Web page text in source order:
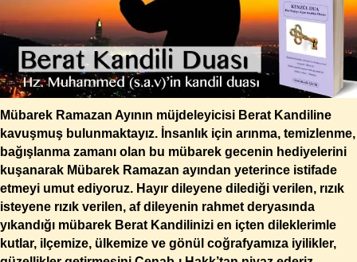
Mübarek Ramazan Ayının müjdeleyicisi Berat Kandiline
kavuşmuş bulunmaktayız. İnsanlık için arınma, temizlenme,
bağışlanma zamanı olan bu mübarek gecenin hediyelerini
kuşanarak Mübarek Ramazan ayından yeterince istifade
etmeyi umut ediyoruz. Hayır dileyene dilediği verilen, rızık
isteyene rızık verilen, af dileyenin rahmet deryasında
yıkandığı mübarek Berat Kandilinizi en içten dileklerimle
kutlar, ilçemize, ülkemize ve gönül coğrafyamıza iyilikler,